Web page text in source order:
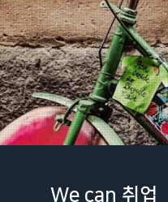
We can 취업